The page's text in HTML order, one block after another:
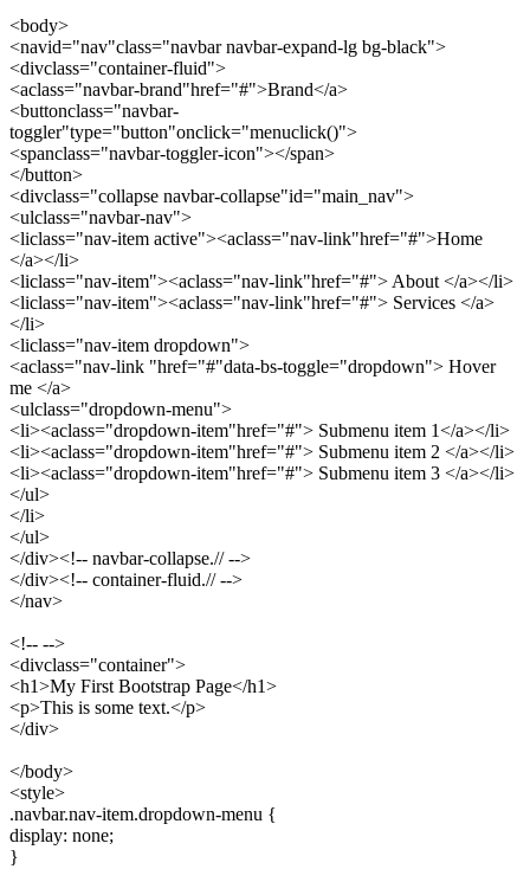
<body>
<navid="nav"class="navbar navbar-expand-lg bg-black">
<divclass="container-fluid">
<aclass="navbar-brand"href="#">Brand</a>
<buttonclass="navbar-
toggler"type="button"onclick="menuclick()">
<spanclass="navbar-toggler-icon"></span>
</button>
<divclass="collapse navbar-collapse"id="main_nav">
<ulclass="navbar-nav">
<liclass="nav-item active"><aclass="nav-link"href="#">Home
</a></li>
<liclass="nav-item"><aclass="nav-link"href="#"> About </a></li>
<liclass="nav-item"><aclass="nav-link"href="#"> Services </a>
</li>
<liclass="nav-item dropdown">
<aclass="nav-link "href="#"data-bs-toggle="dropdown"> Hover
me </a>
<ulclass="dropdown-menu">
<li><aclass="dropdown-item"href="#"> Submenu item 1</a></li>
<li><aclass="dropdown-item"href="#"> Submenu item 2 </a></li>
<li><aclass="dropdown-item"href="#"> Submenu item 3 </a></li>
</ul>
</li>
</ul>
</div><!-- navbar-collapse.// -->
</div><!-- container-fluid.// -->
</nav>
<!-- -->
<divclass="container">
<h1>My First Bootstrap Page</h1>
<p>This is some text.</p>
</div>
</body>
<style>
.navbar.nav-item.dropdown-menu {
display: none;
}